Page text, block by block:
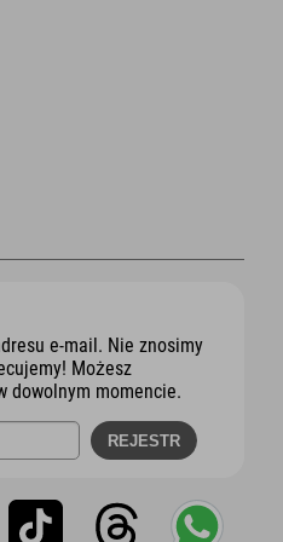
e-mail. Nie znosimy
Możesz
dowolnym momencie.